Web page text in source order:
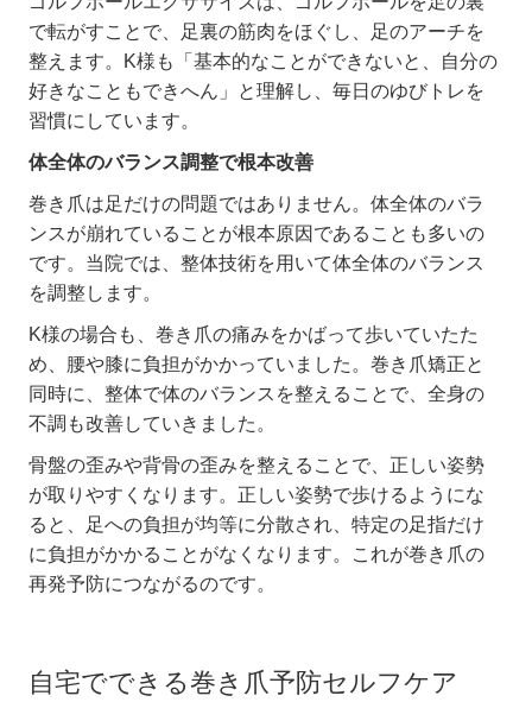
で転がすことで、足裏の筋肉をほぐし、足のアーチを
整えます。
K様も「基本的なことができないと、自分の
好きなこともできへん」と理解し、毎日のゆびトレを
習慣にしています。
体全体のバランス調整で根本改善
巻き爪は足だけの問題ではありません。体全体のバラ
ンスが崩れていることが根本原因であることも多いの
です。当院では、整体技術を用いて体全体のバランス
を調整します。
K様の場合も、巻き爪の痛みをかばって歩いていたた
め、腰や膝に負担がかかっていました。巻き爪矯正と
同時に、整体で体のバランスを整えることで、全身の
不調も改善していきました。
骨盤の歪みや背骨の歪みを整えることで、正しい姿勢
が取りやすくなります。正しい姿勢で歩けるようにな
ると、足への負担が均等に分散され、特定の足指だけ
に負担がかかることがなくなります。これが巻き爪の
再発予防につながるのです。
自宅でできる巻き爪予防セルフケア